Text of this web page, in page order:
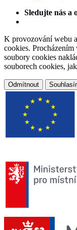
Sledujte nás a
K provozování webu
cookies.
soubory cookies
souborech cookies,
Odmítnout